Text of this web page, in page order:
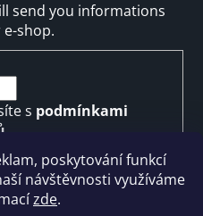
poskytování funkcí
návštěvnosti využíváme
zde.
send you informations
shop.
s podmínkami